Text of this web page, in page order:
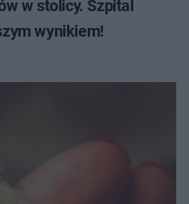
w stolicy. Szpital
wynikiem!